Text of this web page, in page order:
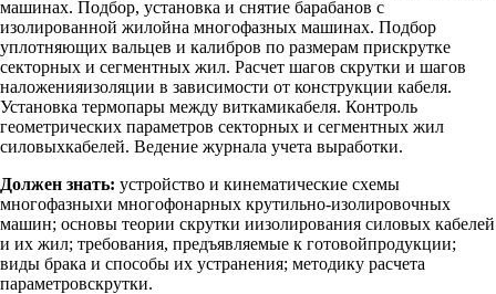
машинах. Подбор, установка и снятие барабанов с
изолированной жилойна многофазных машинах. Подбор
уплотняющих вальцев и калибров по размерам прискрутке
секторных и сегментных жил. Расчет шагов скрутки и шагов
наложенияизоляции в зависимости от конструкции кабеля.
Установка термопары между виткамикабеля. Контроль
геометрических параметров секторных и сегментных жил
силовыхкабелей. Ведение журнала учета выработки.
Должен знать: устройство и кинематические схемы
многофазныхи многофонарных крутильно-изолировочных
машин; основы теории скрутки иизолирования силовых кабелей
и их жил; требования, предъявляемые к готовойпродукции;
виды брака и способы их устранения; методику расчета
параметровскрутки.